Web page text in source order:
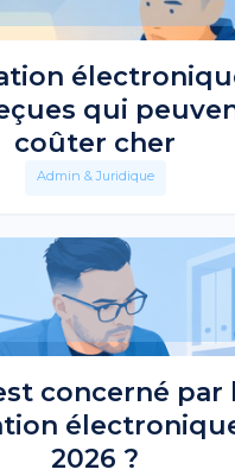
qui
coûter cher
Admin & Juridique
concerné par
2026 ?